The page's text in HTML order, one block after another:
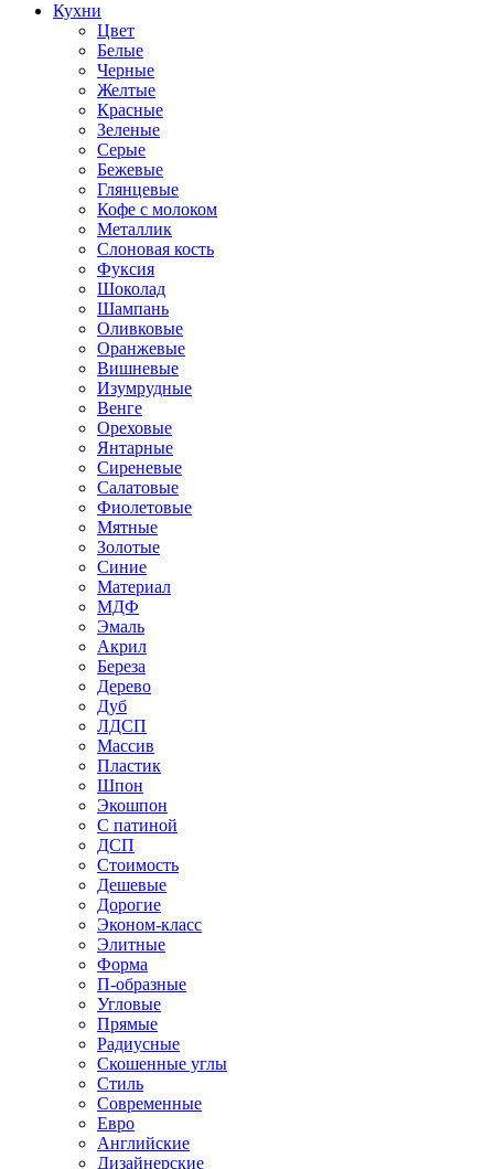
Кухни
Цвет
Белые
Черные
Желтые
Красные
Зеленые
Серые
Бежевые
Глянцевые
Кофе с молоком
Металлик
Слоновая кость
Фуксия
Шоколад
Шампань
Оливковые
Оранжевые
Вишневые
Изумрудные
Венге
Ореховые
Янтарные
Сиреневые
Салатовые
Фиолетовые
Мятные
Золотые
Синие
Материал
МДФ
Эмаль
Акрил
Береза
Дерево
Дуб
ЛДСП
Массив
Пластик
Шпон
Экошпон
С патиной
ДСП
Стоимость
Дешевые
Дорогие
Эконом-класс
Элитные
Форма
П-образные
Угловые
Прямые
Радиусные
Скошенные углы
Стиль
Современные
Евро
Английские
Дизайнерские